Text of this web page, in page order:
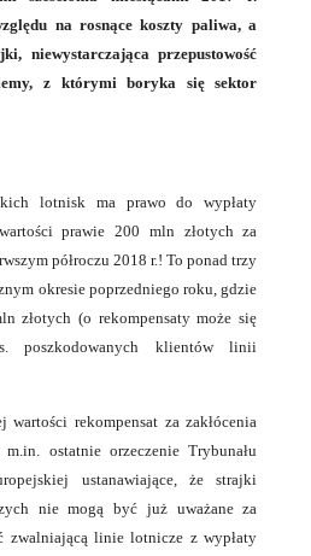
na rosnące koszty paliwa, a
niewystarczająca przepustowość
z którymi boryka się sektor
lotnisk ma prawo do wypłaty
prawie 200 mln złotych za
półroczu 2018 r.! To ponad trzy
okresie poprzedniego roku, gdzie
złotych (o rekompensaty może się
poszkodowanych klientów linii
wartości rekompensat za zakłócenia
ostatnie orzeczenie Trybunału
ustanawiające, że strajki
nie mogą być już uważane za
zwalniającą linie lotnicze z wypłaty